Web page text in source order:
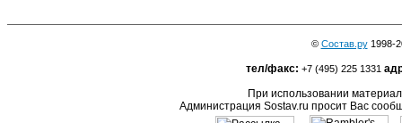
© Состав.ру1998-
тел/факс: +7 (495) 225 1331
При использовании
Администрация Sostav.ru просит Вас